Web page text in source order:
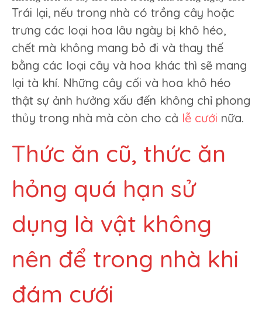
Trái lại, nếu trong nhà có trồng cây hoặc
trưng các loại hoa lâu ngày bị khô héo,
chết mà không mang bỏ đi và thay thế
bằng các loại cây và hoa khác thì sẽ mang
lại tà khí. Những cây cối và hoa khô héo
thật sự ảnh hưởng xấu đến không chỉ phong
thủy trong nhà mà còn cho cả lễ cưới nữa.
Thức ăn cũ, thức ăn
hỏng quá hạn sử
dụng là vật không
nên để trong nhà khi
đám cưới